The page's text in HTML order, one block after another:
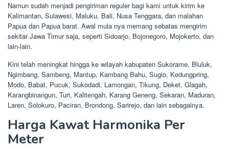
Namun sudah menjadi pengiriman reguler bagi kami untuk kirim ke
Kalimantan, Sulawesi, Maluku, Bali, Nusa Tenggara, dan malahan
Papua dan Papua barat. Awal mula nya memang sebatas mengirim
sekitar Jawa Timur saja, seperti Sidoarjo, Bojonegoro, Mojokerto, dan
lain-lain.
Kini telah meningkat hingga ke wilayah kabupaten Sukorame, Bluluk,
Ngimbang, Sambeng, Mantup, Kambang Bahu, Sugio, Kedungpring,
Modo, Babat, Pucuk, Sukodadi, Lamongan, Tikung, Deket, Glagah,
Karangbinangun, Turi, Kalitengah, Karang Geneng, Sekaran, Maduran,
Laren, Solokuro, Paciran, Brondong, Sarirejo, dan lain sebagainya.
Harga Kawat Harmonika Per
Meter